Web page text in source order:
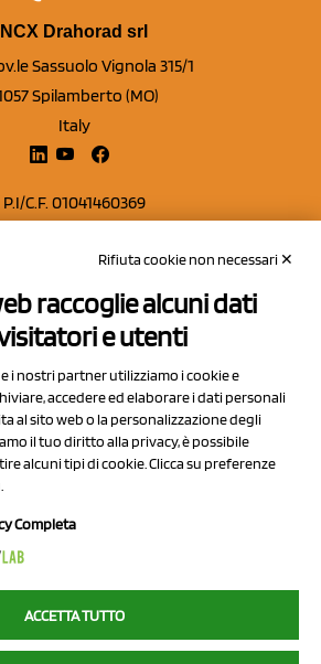
NCX Drahorad srl
Sassuolo Vignola 315/1
Spilamberto (MO)
Italy
P.I/C.F. 01041460369
sociale Euro 50.000,00 i.v.
Contatti
Privacy Policy
Cookie Policy
Chi Siamo
srl - All rights reserved
del network diNCX DRAHORAD
Rifiuta cookie non necessari ✕
raccoglie alcuni dati
e utenti
i nostri partner utilizziamo i cookie e
accedere ed elaborare i dati personali
al sito web o la personalizzazione degli
il tuo diritto alla privacy, è possibile
alcuni tipi di cookie. Clicca su preferenze
Completa
ACCETTA TUTTO